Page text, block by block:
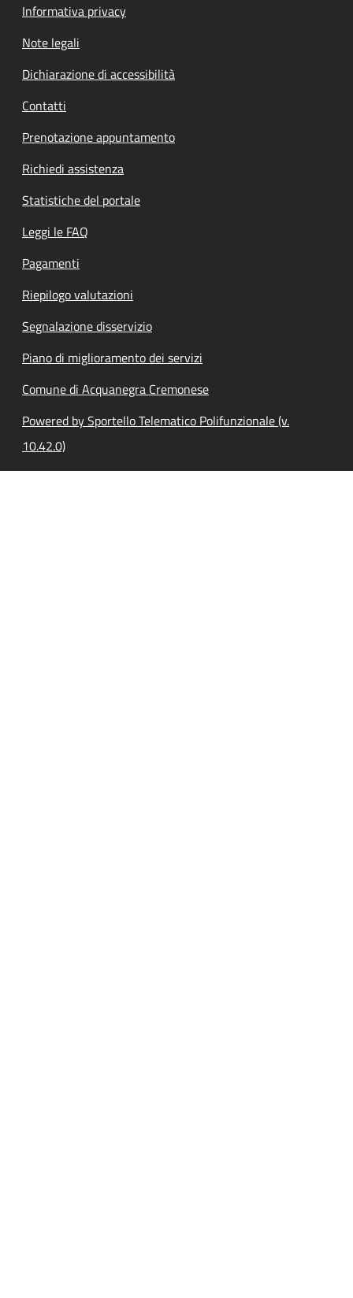
Informativa privacy
Note legali
Dichiarazione di accessibilità
Contatti
Prenotazione appuntamento
Richiedi assistenza
Statistiche del portale
Leggi le FAQ
Pagamenti
Riepilogo valutazioni
Segnalazione disservizio
Piano di miglioramento dei servizi
Comune di Acquanegra Cremonese
Powered by Sportello Telematico Polifunzionale (v.
10.42.0)